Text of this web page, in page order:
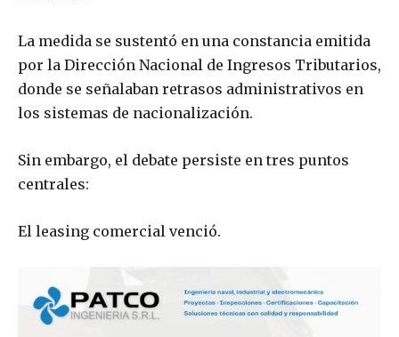
La medida se sustentó en una constancia emitida
por la Dirección Nacional de Ingresos Tributarios,
donde se señalaban retrasos administrativos en
los sistemas de nacionalización.
Sin embargo, el debate persiste en tres puntos
centrales:
El leasing comercial venció.